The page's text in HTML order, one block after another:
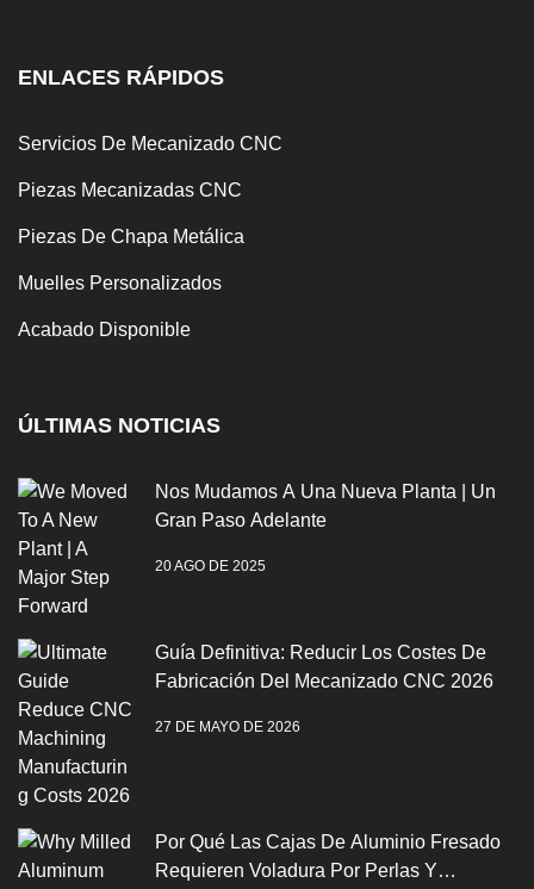
ENLACES RÁPIDOS
Servicios De Mecanizado CNC
Piezas Mecanizadas CNC
Piezas De Chapa Metálica
Muelles Personalizados
Acabado Disponible
ÚLTIMAS NOTICIAS
Nos Mudamos A Una Nueva Planta | Un
Gran Paso Adelante
20 AGO DE 2025
Guía Definitiva: Reducir Los Costes De
Fabricación Del Mecanizado CNC 2026
27 DE MAYO DE 2026
Por Qué Las Cajas De Aluminio Fresado
Requieren Voladura Por Perlas Y